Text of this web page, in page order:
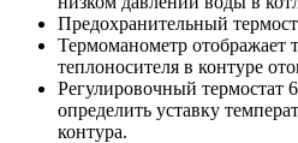
Предохранительный
Термоманометр отображает
теплоносителя в контуре
Регулировочный термостат
определить уставку
контура.